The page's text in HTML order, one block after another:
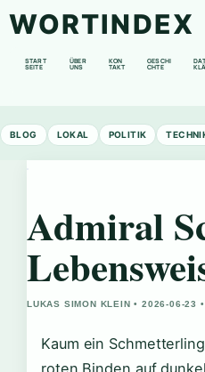
WORTINDEX
START
SEITE
ÜBER
UNS
KON
TAKT
GESCHI
CHTE
BLOG LOKAL POLITIK
Admiral
LUKAS SIMON KLEIN • 2026-06-23
Kaum ein
roten Binden auf